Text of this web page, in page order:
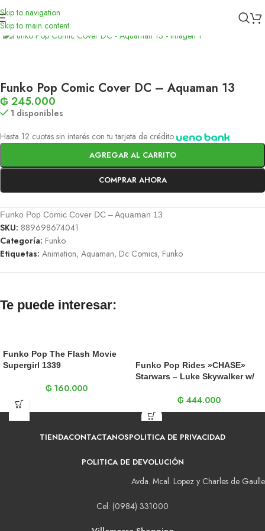
Skip to navigation
Skip to main content
Inicio Funko
Funko Pop Comic Cover DC – Aquaman 13
₲ 245.000
1 disponibles
Hasta 12 cuotas sin interés con tu tarjeta de crédito
AGREGAR AL CARRITO
COMPRAR AHORA
Funko Pop Comic Cover DC – Aquaman 13
SKU: 889698674041
Categoría: Funko
Etiquetas: Animation, Aquaman, Dc Comics, Funko
Te puede interesar:
Funko Pop The Flash Movie
Supergirl 1339
₲ 160.000
Funko Pop Rides »CHASE»
Starwars – Luke Skywalker w/
₲ 444.000
TIENDACONTACTANOSPOLITICA DE PRIVACIDAD
POLITICA DE DEVOLUCIÓN
Avda. Mcal. Lopez y Charles de Gaulle
Cel: (0984) 331000